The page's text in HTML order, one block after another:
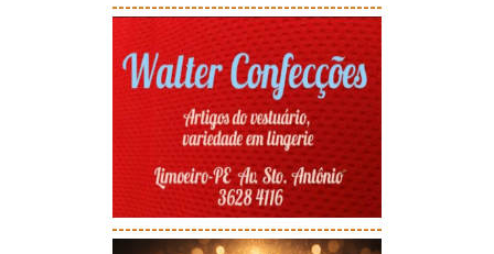
-----------------------------------------
-----------------------------------------